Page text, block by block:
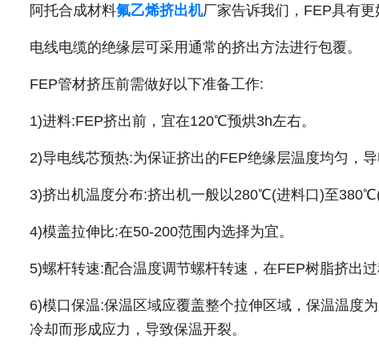
阿托合成材料氟乙烯挤出机厂家告诉我们，FEP具有更
电线电缆的绝缘层可采用通常的挤出方法进行包覆。
FEP管材挤压前需做好以下准备工作:
1)进料:FEP挤出前，宜在120℃预烘3h左右。
2)导电线芯预热:为保证挤出的FEP绝缘层温度均匀，
3)挤出机温度分布:挤出机一般以280℃(进料口)至
4)模盖拉伸比:在50-200范围内选择为宜。
5)螺杆转速:配合温度调节螺杆转速，在FEP树脂挤出
6)模口保温:保温区域应覆盖整个拉伸区域，保温温度
冷却而形成应力，导致保温开裂。